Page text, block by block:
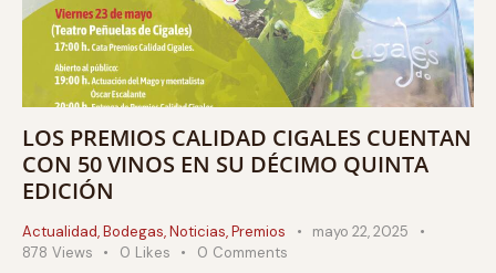
LOS PREMIOS CALIDAD CIGALES CUENTAN
CON 50 VINOS EN SU DÉCIMO QUINTA
EDICIÓN
Actualidad,Bodegas,Noticias,Premios
mayo 22, 2025
878 Views 0 Likes 0 Comments